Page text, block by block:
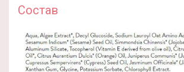
Состав